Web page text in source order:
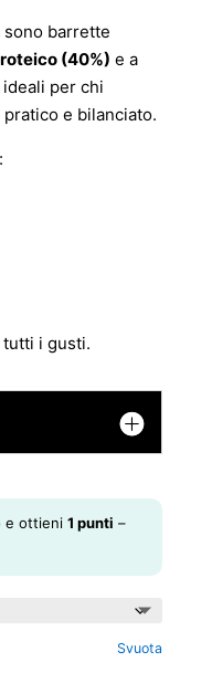
€
sono barrette
(40%) e a
ideali per chi
e bilanciato.
i gusti.
e ottieni 1 punti –
Svuota